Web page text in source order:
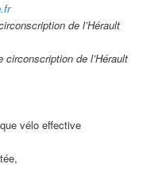
de l’Hérault
de l’Hérault
vélo effective